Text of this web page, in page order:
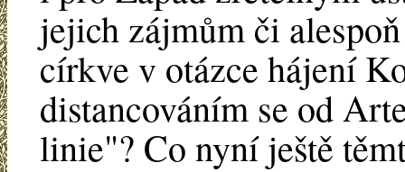
jejich zájmům či
církve v otázce hájení
distancováním se od
linie"? Co nyní ještě